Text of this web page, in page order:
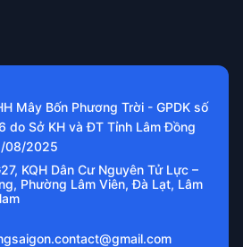
Mây Bốn Phương Trời - GPDK số
do Sở KH và ĐT Tỉnh Lâm Đồng
08/2025
KQH Dân Cư Nguyên Tử Lực –
Phường Lâm Viên, Đà Lạt, Lâm